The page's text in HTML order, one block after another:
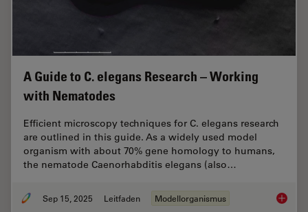
A Guide to C. elegans Research – Working
with Nematodes
Efficient microscopy techniques for C. elegans research
are outlined in this guide. As a widely used model
organism with about 70% gene homology to humans,
the nematode Caenorhabditis elegans (also…
Sep 15, 2025 Leitfaden Modellorganismus A